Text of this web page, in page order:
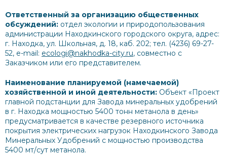
Ответственный за организацию общественных
обсуждений: отдел экологии и природопользования
администрации Находкинского городского округа, адрес:
г. Находка, ул. Школьная, д. 18, каб. 202; тел. (4236) 69-27-
52, e-mail: ecologi@nakhodka-city.ru, совместно с
Заказчиком или его представителем.
Наименование планируемой (намечаемой)
хозяйственной и иной деятельности: Объект «Проект
главной подстанции для Завода минеральных удобрений
в г. Находка мощностью 5400 тонн метанола в день»
предусматривается в качестве резервного источника
покрытия электрических нагрузок Находкинского Завода
Минеральных Удобрений с мощностью производства
5400 мт/сут метанола.